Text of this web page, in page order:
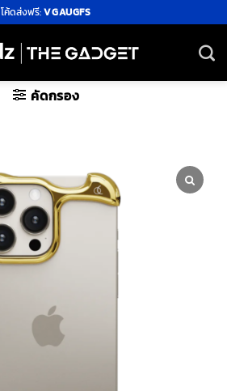
โค้ดส่งฟรี:VGAUGFS
คัดกรอง